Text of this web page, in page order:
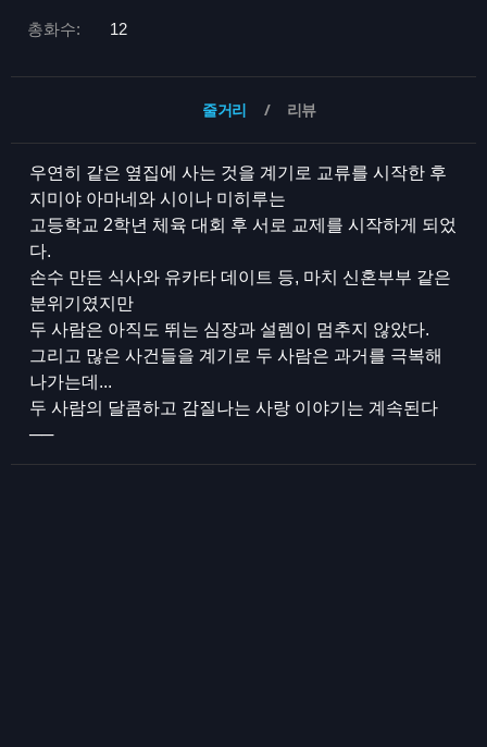
총화수: 12
줄거리 리뷰
우연히 같은 옆집에 사는 것을 계기로 교류를 시작한 후
지미야 아마네와 시이나 미히루는
고등학교 2학년 체육 대회 후 서로 교제를 시작하게 되었
다.
손수 만든 식사와 유카타 데이트 등, 마치 신혼부부 같은
분위기였지만
두 사람은 아직도 뛰는 심장과 설렘이 멈추지 않았다.
그리고 많은 사건들을 계기로 두 사람은 과거를 극복해
나가는데...
두 사람의 달콤하고 감질나는 사랑 이야기는 계속된다
──